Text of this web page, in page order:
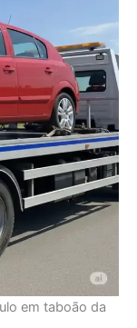
em taboão da